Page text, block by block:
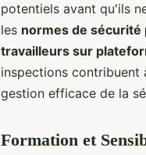
potentiels avant qu'ils
les normes de sécurité
travailleurs sur
inspections contribuent
gestion efficace de la
Formation et